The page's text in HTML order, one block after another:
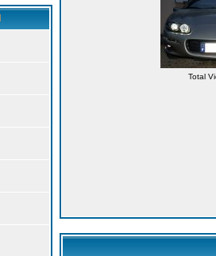
Total